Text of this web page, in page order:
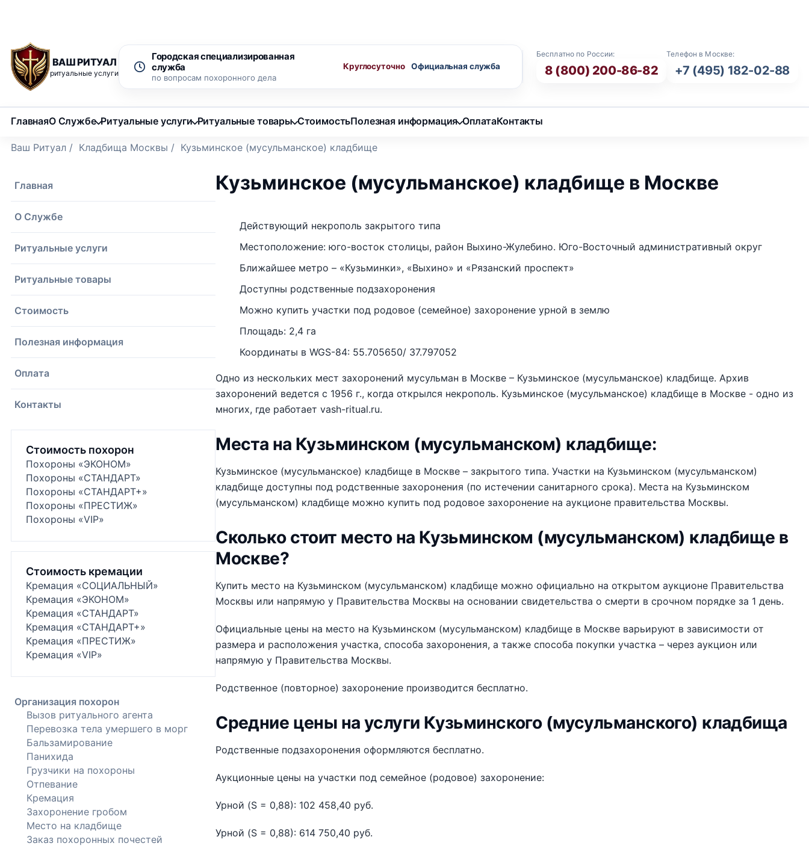
ВАШ РИТУАЛ
ритуальные услуги
Бесплатно по России:
8 (800) 200-86-82
Телефон в Москве:
+7 (495) 182-02-88
Городская специализированная
служба
по вопросам похоронного дела
Круглосуточно
ГлавнаяО Службе Ритуальные услуги Ритуальные товары СтоимостьПолезная информация ОплатаКонтакты
Ваш Ритуал / Кладбища Москвы / Кузьминское (мусульманское) кладбище
Главная
О Службе
Ритуальные услуги
Ритуальные товары
Стоимость
Полезная информация
Оплата
Контакты
Стоимость похорон
Похороны «ЭКОНОМ»
Похороны «СТАНДАРТ»
Похороны «СТАНДАРТ+»
Похороны «ПРЕСТИЖ»
Похороны «VIP»
Стоимость кремации
Кремация «СОЦИАЛЬНЫЙ»
Кремация «ЭКОНОМ»
Кремация «СТАНДАРТ»
Кремация «СТАНДАРТ+»
Кремация «ПРЕСТИЖ»
Кремация «VIP»
Организация похорон
Вызов ритуального агента
Перевозка тела умершего в морг
Бальзамирование
Панихида
Грузчики на похороны
Отпевание
Кремация
Захоронение гробом
Место на кладбище
Заказ похоронных почестей
Кузьминское (мусульманское) кладбище в Москве
Действующий некрополь закрытого типа
Местоположение: юго-восток столицы, район Выхино-Жулебино. Юго-Восточный административный округ
Ближайшее метро – «Кузьминки», «Выхино» и «Рязанский проспект»
Доступны родственные подзахоронения
Можно купить участки под родовое (семейное) захоронение урной в землю
Площадь: 2,4 га
Координаты в WGS-84: 55.705650/ 37.797052
Одно из нескольких мест захоронений мусульман в Москве – Кузьминское (мусульманское) кладбище. Архив
захоронений ведется с 1956 г., когда открылся некрополь. Кузьминское (мусульманское) кладбище в Москве - одно из
многих, где работает vash-ritual.ru.
Места на Кузьминском (мусульманском) кладбище:
Кузьминское (мусульманское) кладбище в Москве – закрытого типа. Участки на Кузьминском (мусульманском)
кладбище доступны под родственные захоронения (по истечении санитарного срока). Места на Кузьминском
(мусульманском) кладбище можно купить под родовое захоронение на аукционе правительства Москвы.
Cколько стоит место на Кузьминском (мусульманском) кладбище в
Москве?
Купить место на Кузьминском (мусульманском) кладбище можно официально на открытом аукционе Правительства
Москвы или напрямую у Правительства Москвы на основании свидетельства о смерти в срочном порядке за 1 день.
Официальные цены на место на Кузьминском (мусульманском) кладбище в Москве варьируют в зависимости от
размера и расположения участка, способа захоронения, а также способа покупки участка – через аукцион или
напрямую у Правительства Москвы.
Родственное (повторное) захоронение производится бесплатно.
Средние цены на услуги Кузьминского (мусульманского) кладбища
Родственные подзахоронения оформляются бесплатно.
Аукционные цены на участки под семейное (родовое) захоронение:
Урной (S = 0,88): 102 458,40 руб.
Урной (S = 0,88): 614 750,40 руб.